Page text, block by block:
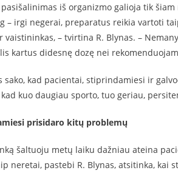
iš organizmo galioja tik
– irgi negerai, preparatus reikia vartoti
vaistininkas, – tvirtina R. Blynas. –
kartus didesnę dozę nei
sako, kad pacientai, stiprindamiesi ir
kuo daugiau sporto, tuo geriau,
prisidaro kitų problemų
šaltuoju metų laiku dažniau ateina
neretai, pastebi R. Blynas, atsitinka, kai